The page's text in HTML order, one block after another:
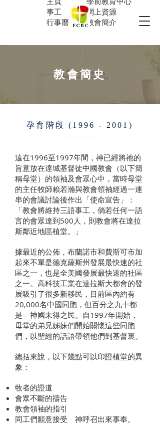
事工
行事曆
網上資源
教會簡介
教會簡史
孕育階段(1996 - 2001)
遠在1996至1997年間，神已經將祂的
旨意放在達城基督徒中國教會（以下簡
稱母堂）的領袖及會眾心中，當時母堂
的主任牧師賴若瀚與教會領袖經過一連
串的會議討論後作出「使命宣告」：
「教會將維持三語事工，倘若任何一語
言的會眾達到500人，則教會將在達拉
斯鄰近地區植堂。」
據最近的公佈，布蘭諾市和費斯可市加
起來不單是德克薩斯州發展最快速的社
區之一，也是全美國發展最快速的社區
之一。高科技工業在達拉斯大都會的發
展吸引了很多新移民，目前區內約有
20,000名中國同胞，但百分之九十都
是 神國未得之民。自1997年開始，
母堂的弟兄姊妹們開始關懷這些同胞
們，以聖經的話語帶領他們到基督裏。
總括來說，以下幾點可以印證植堂的異
象：
牧者的證道
會眾不斷的禱告
教會領袖的指引
同工們願意接受 神呼召出來事奉。